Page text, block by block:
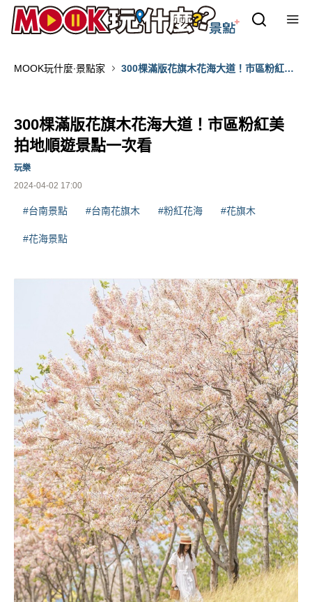
MOOK玩什麼‧景點家
300棵滿版花旗木花海大道！市區粉紅美
300棵滿版花旗木花海大道！市區粉紅美
拍地順遊景點一次看
2024-04-02 17:00
玩樂
#台南景點 #台南花旗木 #粉紅花海 #花旗木
#花海景點